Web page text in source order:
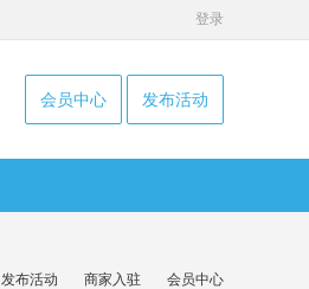
登录
会员中心 发布活动
发布活动 商家入驻 会员中心